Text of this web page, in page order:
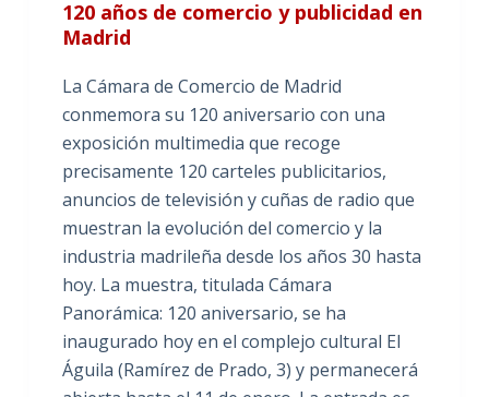
120 años de comercio y publicidad en
Madrid
La Cámara de Comercio de Madrid
conmemora su 120 aniversario con una
exposición multimedia que recoge
precisamente 120 carteles publicitarios,
anuncios de televisión y cuñas de radio que
muestran la evolución del comercio y la
industria madrileña desde los años 30 hasta
hoy. La muestra, titulada Cámara
Panorámica: 120 aniversario, se ha
inaugurado hoy en el complejo cultural El
Águila (Ramírez de Prado, 3) y permanecerá